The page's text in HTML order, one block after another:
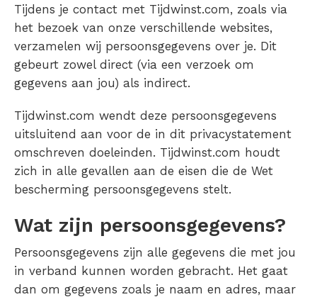
Tijdens je contact met Tijdwinst.com, zoals via
het bezoek van onze verschillende websites,
verzamelen wij persoonsgegevens over je. Dit
gebeurt zowel direct (via een verzoek om
gegevens aan jou) als indirect.
Tijdwinst.com wendt deze persoonsgegevens
uitsluitend aan voor de in dit privacystatement
omschreven doeleinden. Tijdwinst.com houdt
zich in alle gevallen aan de eisen die de Wet
bescherming persoonsgegevens stelt.
Wat zijn persoonsgegevens?
Persoonsgegevens zijn alle gegevens die met jou
in verband kunnen worden gebracht. Het gaat
dan om gegevens zoals je naam en adres, maar